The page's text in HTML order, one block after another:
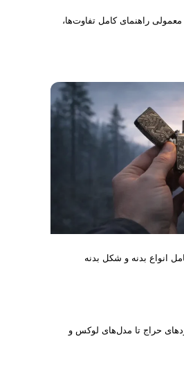
تفاوت بنزین فندک زیپو با بنزین معمولی راهنمای کامل تفاوت‌ها،
انواع بدنه و شکل بدنه
حراج تا مدل‌های لوکس و